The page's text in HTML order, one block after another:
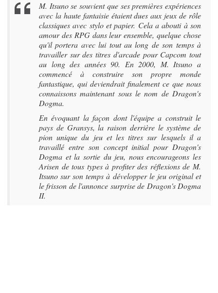
M. Itsuno se souvient que ses premières expériences
avec la haute fantaisie étaient dues aux jeux de rôle
classiques avec stylo et papier. Cela a abouti à son
amour des RPG dans leur ensemble, quelque chose
qu'il portera avec lui tout au long de son temps à
travailler sur des titres d'arcade pour Capcom tout
au long des années 90. En 2000, M. Itsuno a
commencé à construire son propre monde
fantastique, qui deviendrait finalement ce que nous
connaissons maintenant sous le nom de Dragon's
Dogma.
En évoquant la façon dont l'équipe a construit le
pays de Gransys, la raison derrière le système de
pion unique du jeu et les titres sur lesquels il a
travaillé entre son concept initial pour Dragon's
Dogma et la sortie du jeu, nous encourageons les
Arisen de tous types à profiter des réflexions de M.
Itsuno sur son temps à développer le jeu original et
le frisson de l'annonce surprise de Dragon's Dogma
II.